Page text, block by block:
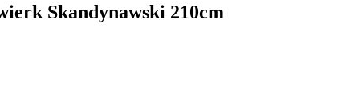
Skandynawski 210cm